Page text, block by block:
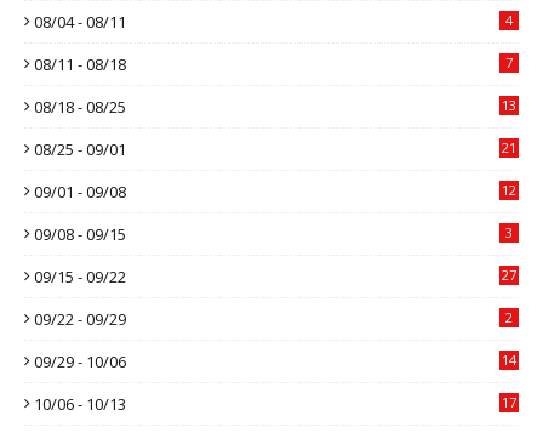
08/04 - 08/11 4
08/11 - 08/18 7
08/18 - 08/25 13
08/25 - 09/01 21
09/01 - 09/08 12
09/08 - 09/15 3
09/15 - 09/22 27
09/22 - 09/29 2
09/29 - 10/06 14
10/06 - 10/13 17